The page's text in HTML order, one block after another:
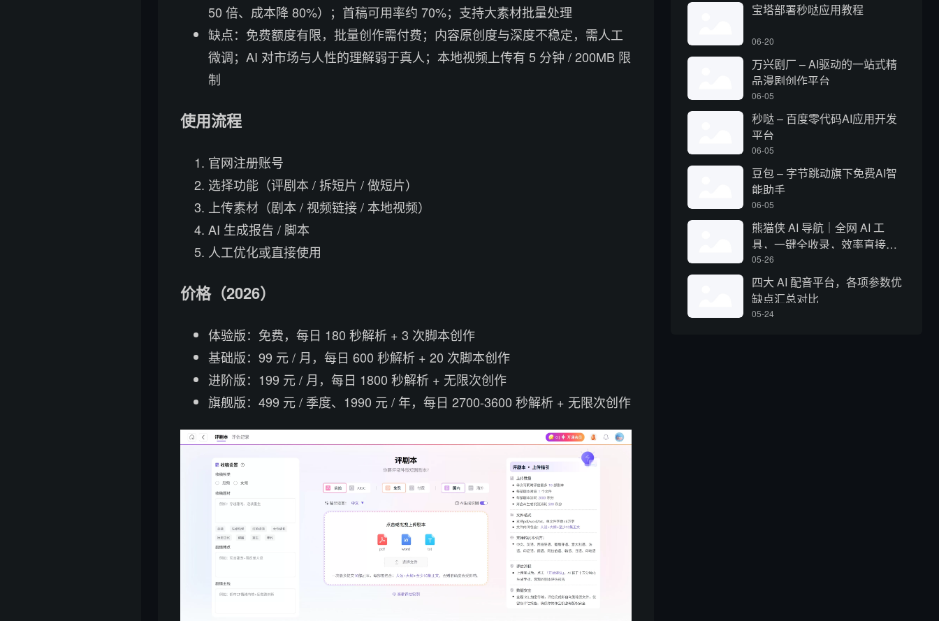
50 倍、成本降 80%）；首稿可用率约 70%；支持大素材批量处理
缺点：免费额度有限，批量创作需付费；内容原创度与深度不稳定，需人工
微调；AI 对市场与人性的理解弱于真人；本地视频上传有 5 分钟 / 200MB 限
制
使用流程
官网注册账号
选择功能（评剧本 / 拆短片 / 做短片）
上传素材（剧本 / 视频链接 / 本地视频）
AI 生成报告 / 脚本
人工优化或直接使用
价格（2026）
体验版：免费，每日 180 秒解析 + 3 次脚本创作
基础版：99 元 / 月，每日 600 秒解析 + 20 次脚本创作
进阶版：199 元 / 月，每日 1800 秒解析 + 无限次创作
旗舰版：499 元 / 季度、1990 元 / 年，每日 2700-3600 秒解析 + 无限次创作
宝塔部署秒哒应用教程
06-20
万兴剧厂 – AI驱动的一站式精
品漫剧创作平台
06-05
秒哒 – 百度零代码AI应用开发
平台
06-05
豆包 – 字节跳动旗下免费AI智
能助手
06-05
熊猫侠 AI 导航｜全网 AI 工
具，一键全收录，效率直接拉
满
05-26
四大 AI 配音平台，各项参数优
缺点汇总对比
05-24